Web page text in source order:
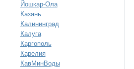
Йошкар-Ола
Казань
Калининград
Калуга
Каргополь
Карелия
КавМинВоды